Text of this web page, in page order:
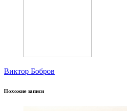
Виктор Бобров
Похожие записи